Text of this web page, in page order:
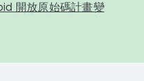
開放原始碼計畫變